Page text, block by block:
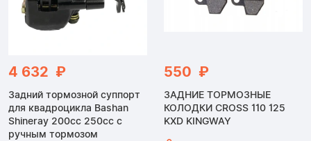
4 632 ₽
Задний тормозной суппорт
для квадроцикла Bashan
Shineray 200cc 250cc с
ручным тормозом
550 ₽
ЗАДНИЕ ТОРМОЗНЫЕ
КОЛОДКИ CROSS 110 125
KXD KINGWAY